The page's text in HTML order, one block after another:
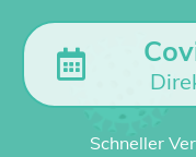
Schneller